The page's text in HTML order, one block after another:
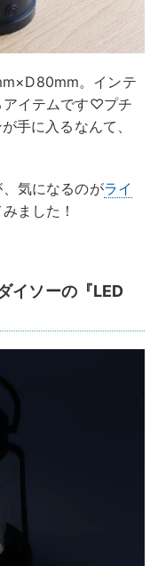
。インテ
アイテムです♡プチ
手に入るなんて、
気になるのがライ
ました！
イソーの『LED